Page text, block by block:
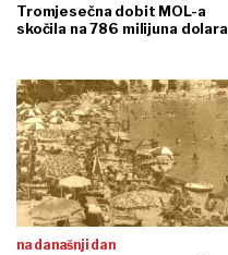
Tromjesečna dobit MOL-a
skočila na 786 milijuna dolara
na današnji dan